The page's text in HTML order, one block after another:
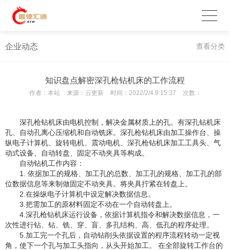
企业动态 查看分类
知识盘点解密深孔枪钻机床的工作流程
作者： 本站 来源： 云更新 时间： 2022/2/4 9:15:37 次数：
深孔枪钻机床由电机控制，解决金属材质上的孔。有深孔钻机床
孔、自动孔离心压缩机和自动铣床。深孔枪钻机床由加工操作台、操
纵电子计算机、旋转电机、震动电机、深孔枪钻机床加工工具头、气
动式设备、自动转盘、固定不动夹具等构成。
自动钻机工作内容：
1. 依据加工的规格、加工孔的总数、加工孔的规格、加工孔的部
位数据信息等来制做固定不动夹具。将夹具拧紧在转盘上。
2.在操纵电子计算机中设定解决数据信息。
3.把需加工的原材料固定不动在一个自动转盘上。
4.深孔枪钻机床运行设备，依据计算机指令和解决数据信息，一
次性进行钻、钻、铣、穿、盲、多孔结构、高、低孔的程序处理。
5.加工完一个孔后，自动钻削头依据设置的程序流程转动一定视
角，使下一个孔与加工头指向，从头开始加工。 在全部旋转工作台的